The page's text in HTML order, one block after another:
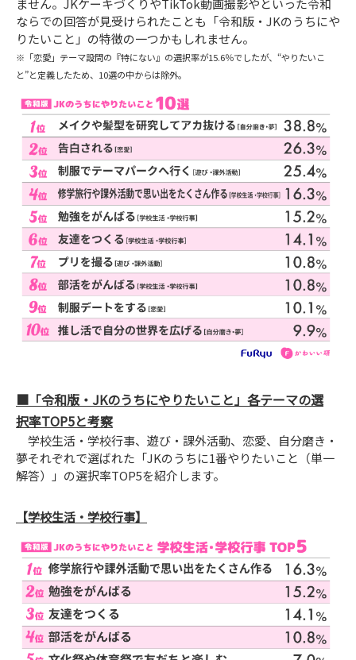
ません。JKケーキづくりやTikTok動画撮影やといった令和
ならでの回答が見受けられたことも「令和版・JKのうちにや
りたいこと」の特徴の一つかもしれません。
※「恋愛」テーマ設問の『特にない』の選択率が15.6％でしたが、“やりたいこ
と”と定義したため、10選の中からは除外。
■「令和版・JKのうちにやりたいこと」各テーマの選
択率TOP5と考察
学校生活・学校行事、遊び・課外活動、恋愛、自分磨き・
夢それぞれで選ばれた「JKのうちに1番やりたいこと（単一
解答）」の選択率TOP5を紹介します。
【学校生活・学校行事】